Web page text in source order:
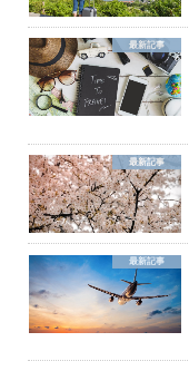
最新記事
最新記事
最新記事